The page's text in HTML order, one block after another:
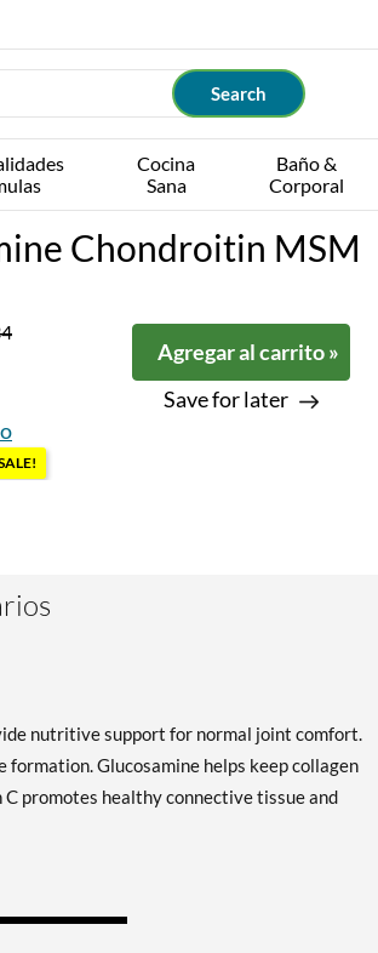
Cocina
Sana
Baño &
Corporal
Chondroitin MSM
Agregar al carrito »
Save for later
nutritive support for normal joint comfort.
Glucosamine helps keep collagen
promotes healthy connective tissue and